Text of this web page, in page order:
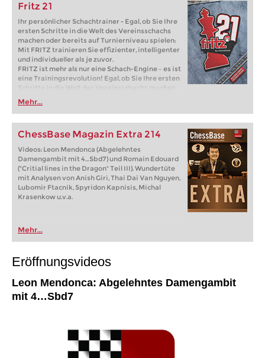
Fritz 21
Ihr persönlicher Schachtrainer - Egal, ob Sie Ihre
ersten Schritte in die Welt des Vereinsschachs
machen oder bereits auf Turnierniveau spielen:
Mit FRITZ trainieren Sie effizienter, intelligenter
und individueller als je zuvor.
FRITZ ist mehr als nur eine Schach-Engine – es ist
eine Trainingsrevolution! Egal, ob Sie Ihre ersten
Schritte in die Welt des Vereinsschachs machen
oder bereits auf Turnierniveau spielen: Mit
FRITZ trainieren Sie effizienter, intelligenter und
individueller als je zuvor.
Mehr...
ChessBase Magazin Extra 214
Videos: Leon Mendonca (Abgelehntes
Damengambit mit 4…Sbd7) und Romain Edouard
("Critial lines in the Dragon" Teil III). Wundertüte
mit Analysen von Anish Giri, Thai Dai Van Nguyen,
Lubomir Ftacnik, Spyridon Kapnisis, Michal
Krasenkow u.v.a.
Mehr...
Eröffnungsvideos
Leon Mendonca: Abgelehntes Damengambit
mit 4…Sbd7